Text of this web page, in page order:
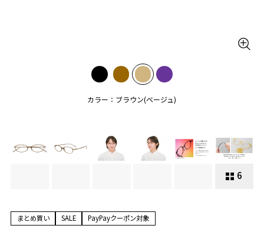
カラー：ブラウン(ベージュ)
6
まとめ買い SALE PayPayクーポン対象